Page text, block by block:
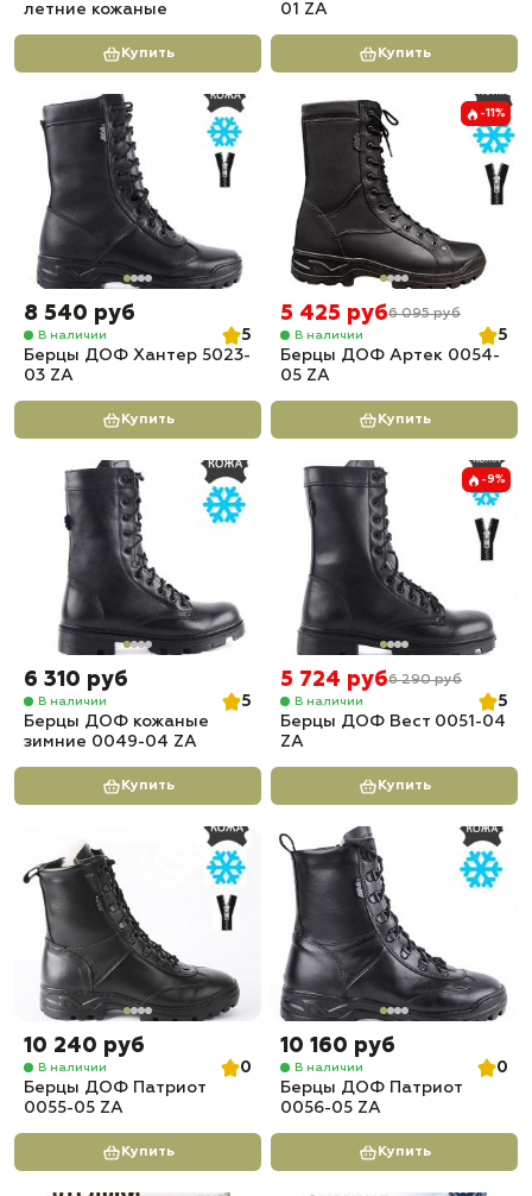
летние кожаные
Купить
01 ZA
Купить
8 540 руб
В наличии
5
Берцы ДОФ Хантер 5023-
03 ZA
Купить
-11%
5 425 руб6 095 руб
В наличии
5
Берцы ДОФ Артек 0054-
05 ZA
Купить
6 310 руб
В наличии
5
Берцы ДОФ кожаные
зимние 0049-04 ZA
Купить
-9%
5 724 руб6 290 руб
В наличии
5
Берцы ДОФ Вест 0051-04
ZA
Купить
10 240 руб
В наличии
0
Берцы ДОФ Патриот
0055-05 ZA
Купить
10 160 руб
В наличии
0
Берцы ДОФ Патриот
0056-05 ZA
Купить